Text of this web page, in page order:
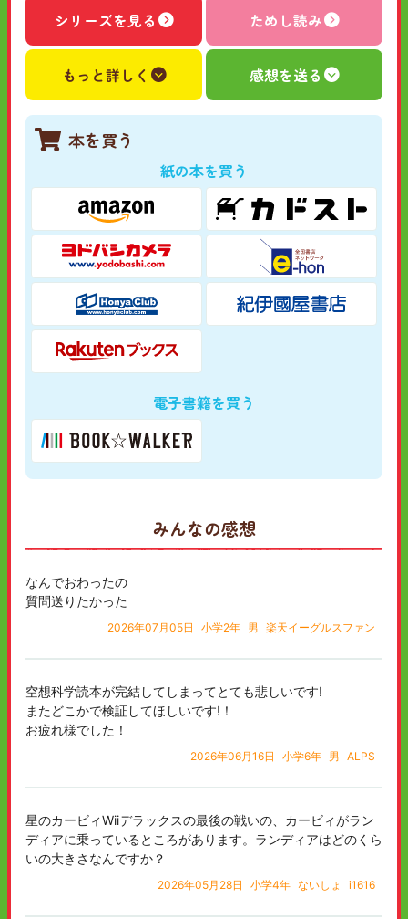
シリーズを見る ためし読み
もっと詳しく 感想を送る
本を買う
紙の本を買う
電子書籍を買う
みんなの感想
なんでおわったの
質問送りたかった
2026年07月05日 小学2年 男 楽天イーグルスファン
空想科学読本が完結してしまってとても悲しいです!
またどこかで検証してほしいです!！
お疲れ様でした！
2026年06月16日 小学6年 男 ALPS
星のカービィWiiデラックスの最後の戦いの、カービィがラン
ディアに乗っているところがあります。ランディアはどのくら
いの大きさなんですか？
2026年05月28日 小学4年 ないしょ i1616